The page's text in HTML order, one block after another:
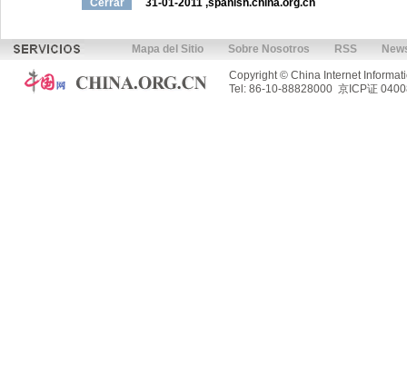
Cerrar 31-01-2011 ,spanish.china.org.cn